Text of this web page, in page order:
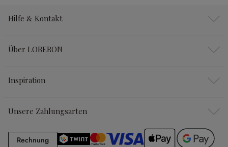
Hilfe & Kontakt
Über LOBERON
Inspiration
Unsere Zahlungsarten
RechnungRechnung